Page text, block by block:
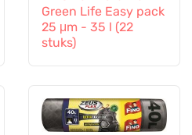
Green Life Easy pack
25 μm - 35 l (22
stuks)